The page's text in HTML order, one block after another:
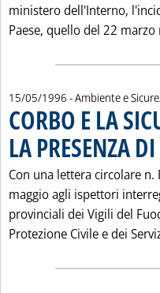
ministero dell'Interno,
Paese, quello del 22
15/05/1996 - Ambiente e
CORBO E LA
LA PRESENZA
Con una lettera circolare
maggio agli ispettori
provinciali dei Vigili del
Protezione Civile e dei